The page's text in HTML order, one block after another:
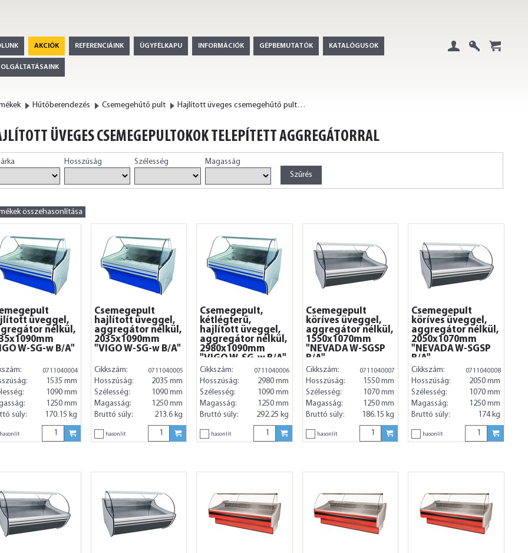
AKCIÓK REFERENCIÁINK ÜGYFÉLKAPU INFORMÁCIÓK GÉPBEMUTATÓK KATALÓGUSOK
Hűtőberendezés Csemegehűtő pult Hajlított üveges csemegehűtő pultok telepített aggregátorral
ÜVEGES CSEMEGEPULTOKOK TELEPÍTETT AGGREGÁTORRAL
Hosszúság Szélesség Magasság
összehasonlítása
üveggel,
nélkül,
W-SG-w B/A"
0711040004
1535 mm
1090 mm
1250 mm
súly:
170.15 kg
hasonlít
Csemegepult
hajlított üveggel,
aggregátor nélkül,
2035x1090mm
"VIGO W-SG-w B/A"
Cikkszám: 0711040005
Hosszúság:
2035 mm
Szélesség:
1090 mm
Magasság:
1250 mm
Bruttó súly:
213.6 kg
hasonlít
Csemegepult,
kétlégterű,
hajlított üveggel,
aggregátor nélkül,
2980x1090mm
"VIGO W-SG-w B/A"
Cikkszám: 0711040006
Hosszúság:
2980 mm
Szélesség:
1090 mm
Magasság:
1250 mm
Bruttó súly:
292.25 kg
hasonlít
Csemegepult
köríves üveggel,
aggregátor nélkül,
1550x1070mm
"NEVADA W-SGSP
B/A"
Cikkszám: 0711040007
Hosszúság:
1550 mm
Szélesség:
1070 mm
Magasság:
1250 mm
Bruttó súly:
186.15 kg
hasonlít
Csemegepult
köríves üveggel,
aggregátor nélkül,
2050x1070mm
"NEVADA W-SGSP
B/A"
Cikkszám: 0711040008
Hosszúság:
2050 mm
Szélesség:
1070 mm
Magasság:
1250 mm
Bruttó súly:
174 kg
hasonlít